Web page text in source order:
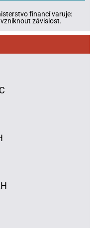
financí varuje:
závislost.